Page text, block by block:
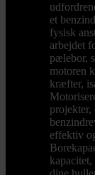
et
fysisk
arbejdet
pælebor,
motoren
kræfter,
effektiv